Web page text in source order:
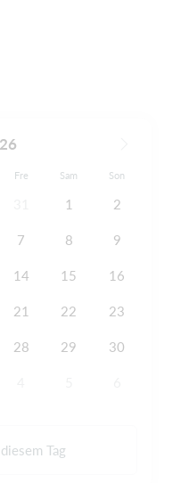
Fre Sam Son
1 2
7 8 9
14 15 16
21 22 23
28 29 30
Tag